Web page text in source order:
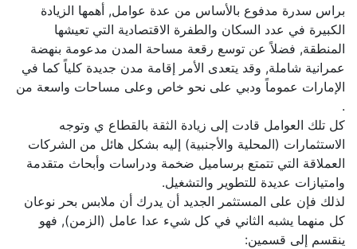
براس سدرة مدفوع بالأساس من عدة عوامل, أهمها الزيادة
الكبيرة في عدد السكان والطفرة الاقتصادية التي تعيشها
المنطقة, فضلاً عن توسع رقعة مساحة المدن مدعومة بنهضة
عمرانية شاملة, وقد يتعدى الأمر إقامة مدن جديدة كلياً كما في
الإمارات عموماً ودبي على نحو خاص وعلى مساحات واسعة من
كل تلك العوامل قادت إلى زيادة الثقة بالقطاع ي وتوجه
الاستثمارات (المحلية والأجنبية) إليه بشكل هائل من الشركات
العملاقة التي تتمتع برساميل ضخمة ودراسات وأبحاث متقدمة
وامتيازات عديدة للتطوير والتشغيل.
لذلك فإن على المستثمر الجديد أن يدرك أن ملابس بحر نوعان
كل منهما يشبه الثاني في كل شيء عدا عامل (الزمن), فهو
ينقسم إلى قسمين: